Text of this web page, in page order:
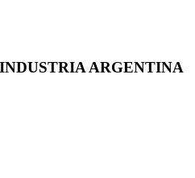
ARGENTINA